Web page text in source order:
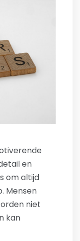
en
om altijd
Mensen
niet
kan